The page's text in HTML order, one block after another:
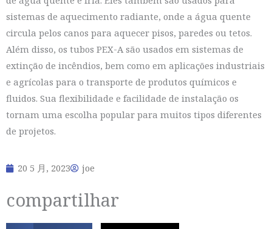
sistemas de aquecimento radiante, onde a água quente
circula pelos canos para aquecer pisos, paredes ou tetos.
Além disso, os tubos PEX-A são usados ​​em sistemas de
extinção de incêndios, bem como em aplicações industriais
e agrícolas para o transporte de produtos químicos e
fluidos. Sua flexibilidade e facilidade de instalação os
tornam uma escolha popular para muitos tipos diferentes
de projetos.
20 5 月, 2023 joe
compartilhar